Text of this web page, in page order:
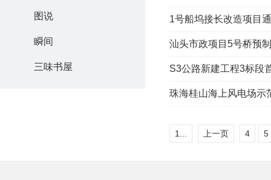
图说
瞬间
三味书屋
1号船坞接长改造项目
汕头市政项目5号桥预
S3公路新建工程3标段
珠海桂山海上风电场示
1... 上一页 4 5